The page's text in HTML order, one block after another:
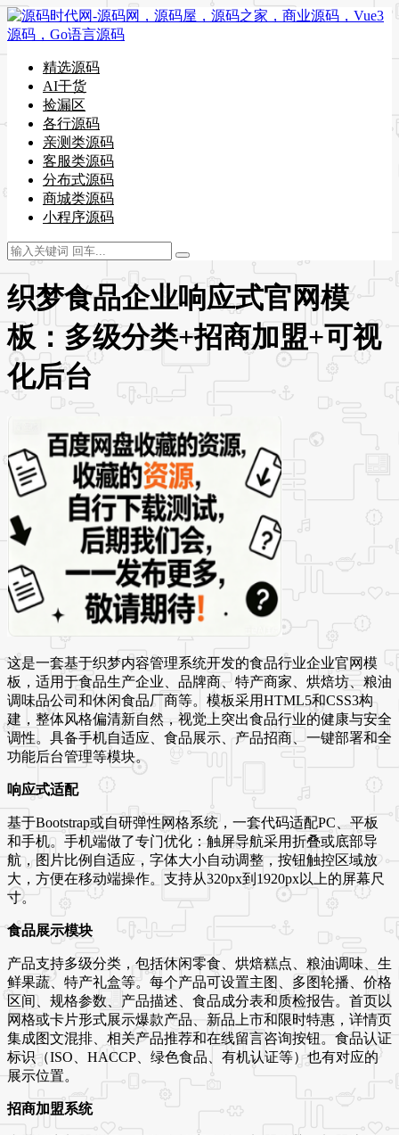
精选源码
AI干货
捡漏区
各行源码
亲测类源码
客服类源码
分布式源码
商城类源码
小程序源码
织梦食品企业响应式官网模
板：多级分类+招商加盟+可视
化后台
这是一套基于织梦内容管理系统开发的食品行业企业官网模
板，适用于食品生产企业、品牌商、特产商家、烘焙坊、粮油
调味品公司和休闲食品厂商等。模板采用HTML5和CSS3构
建，整体风格偏清新自然，视觉上突出食品行业的健康与安全
调性。具备手机自适应、食品展示、产品招商、一键部署和全
功能后台管理等模块。
响应式适配
基于Bootstrap或自研弹性网格系统，一套代码适配PC、平板
和手机。手机端做了专门优化：触屏导航采用折叠或底部导
航，图片比例自适应，字体大小自动调整，按钮触控区域放
大，方便在移动端操作。支持从320px到1920px以上的屏幕尺
寸。
食品展示模块
产品支持多级分类，包括休闲零食、烘焙糕点、粮油调味、生
鲜果蔬、特产礼盒等。每个产品可设置主图、多图轮播、价格
区间、规格参数、产品描述、食品成分表和质检报告。首页以
网格或卡片形式展示爆款产品、新品上市和限时特惠，详情页
集成图文混排、相关产品推荐和在线留言咨询按钮。食品认证
标识（ISO、HACCP、绿色食品、有机认证等）也有对应的
展示位置。
招商加盟系统